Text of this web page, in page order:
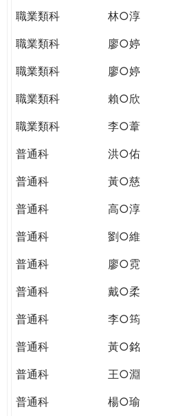
職業類科
林○淳
職業類科
廖○婷
職業類科
廖○婷
職業類科
賴○欣
職業類科
李○葦
普通科
洪○佑
普通科
黃○慈
普通科
高○淳
普通科
劉○維
普通科
廖○霓
普通科
戴○柔
普通科
李○筠
普通科
黃○銘
普通科
王○淵
普通科
楊○瑜